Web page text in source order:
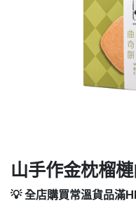
山手作金枕榴
💡 全店購買常溫貨品滿